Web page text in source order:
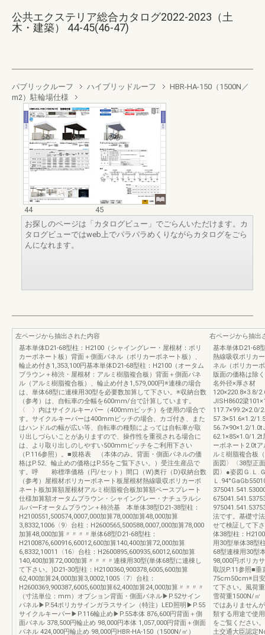
公共エクステリア総合カタログ2022-2023（土
木・建築） 44-45(46-47)
パブリックルーフ ハイブリッドルーフ
HBR-HA-150（1500N／
m2）駐輪場仕様
44
45
お探しのページは「カタログビュー」でごらんいただけます。カ
タログビューではweb上でパラパラめくりながらカタログをごら
んになれます。
左ページから抽出された内容
基本単体D21-68型柱：H2100（シャイングレー・屋根材：ポリ
カーボネート板）背面＋側面パネル（ポリカーボネート板）、
輪止め付き1,353,100円基本単体D21-68型柱：H2100（オータム
ブラウン＋柿渋・屋根材：アルミ樹脂複合板）背面＋側面パネ
ル（アルミ樹脂複合板）、輪止め付き1,579,000円※連棟の場合
は、単体68型に連棟用30型を必要数加算して下さい。※収納台数
（参考）は、自転車の全幅を600mm/台で計算しています。
〈 〉内はサイクルキーパー（400mmピッチ）を使用の場合で
す。サイクルキーパーは400mmピッチの場合、カゴ付き、また
はハンドルの幅が広い等、自転車の種類によっては自転車が取
り出しづらいことがありますので、操作性を重視される場合に
は、より取り出しのしやすい500mmピッチをご利用下さい
（P.116参照）。■規格表 （本体のみ。背面・側面パネルの価
格はP.52、輪止めの価格はP.55をご覧下さい。）受注生産品で
す。呼 称標準価格（円/セット）間口（W)奥行（D)収納台数
（参考）屋根材ポリカーボネート板屋根材熱線吸収ポリカーボ
ネート板加算額屋根材アルミ樹脂複合板加算額ベースプレート
仕様加算額オータムブラウン・シャイングレー・ナチュラルシ
ルバーFオータムブラウン＋柿渋基 本単体38型D21-38型柱：
H2100551,500574,0007,000加算78,000加算48,000加算
3,8332,1006〈9〉台柱：H2600565,500588,0007,000加算78,000
加算48,000加算〃〃〃〃単体68型D21-68型柱：
H2100876,600916,60012,600加算140,400加算72,000加算
6,8332,10011〈16〉台柱：H2600895,600935,60012,600加算
140,400加算72,000加算〃〃〃〃連棟用30型(単体68型に連棟し
て下さい。)D21-30型柱：H2100360,900378,6005,600加算
62,400加算24,000加算3,0002,1005〈7〉台柱：
H2600369,900387,6005,600加算62,400加算24,000加算〃〃〃〃
（寸法単位：mm）オプション背面・側面パネル▶︎P.52サイン
パネル▶︎P.54ポリカサインガラスサイン（特注）LED照明▶︎P.55
サイクルキーパー▶︎P.116輪止め▶︎P.55本体 876,600円背面＋側
面パネル 378,500円輪止め 98,000円本体 1,057,000円背面＋側面
パネル 424,000円輪止め 98,000円HBR-HA-150（1500N/㎡）
右ページから抽出
基本単体D21-68
熱線吸収ポリカ
ネル（ポリカー
版面の価格は除
名外径×厚さ材
120×220.8×3.8/
JISH8602梁
117.7×99.2×2.0/
57.3×51.6×1.2/
56.7×90×1.2/
62.1×85×1.0/1.2t
ーボネート2.0t
ルミ樹脂複合板
面図〉〈38型正
図〉●姿図Ｇ.Ｌ.
Ｌ
法です。基礎寸
せて検証して下
体38型柱：
用30型単体38型
68型連棟用30型
98,000円ポリカ
取説P.11参照■垂
75cm50cm※目安
て下さい。風荷
雪荷重1500N/㎡
ではありません
類する用途で使
をご覧ください
土交通大臣認定